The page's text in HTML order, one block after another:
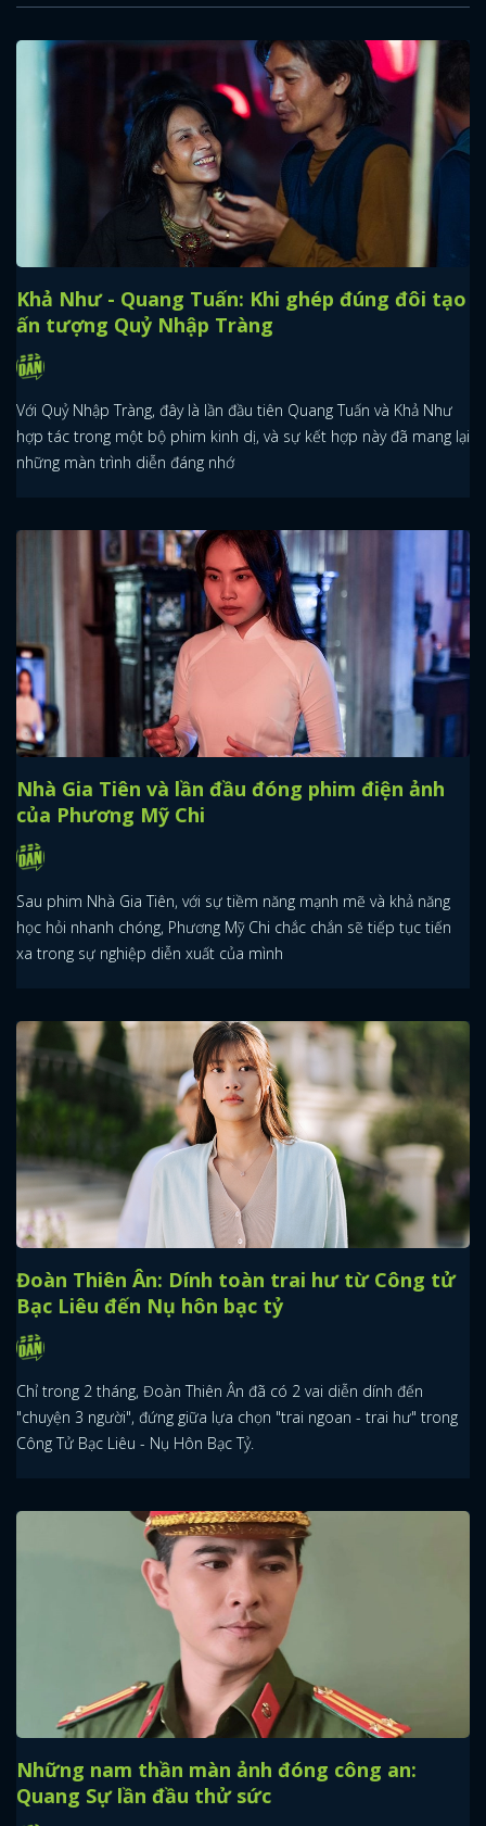
Khả Như - Quang Tuấn: Khi ghép đúng đôi tạo
ấn tượng Quỷ Nhập Tràng
Với Quỷ Nhập Tràng, đây là lần đầu tiên Quang Tuấn và Khả Như
hợp tác trong một bộ phim kinh dị, và sự kết hợp này đã mang lại
những màn trình diễn đáng nhớ
Nhà Gia Tiên và lần đầu đóng phim điện ảnh
của Phương Mỹ Chi
Sau phim Nhà Gia Tiên, với sự tiềm năng mạnh mẽ và khả năng
học hỏi nhanh chóng, Phương Mỹ Chi chắc chắn sẽ tiếp tục tiến
xa trong sự nghiệp diễn xuất của mình
Đoàn Thiên Ân: Dính toàn trai hư từ Công tử
Bạc Liêu đến Nụ hôn bạc tỷ
Chỉ trong 2 tháng, Đoàn Thiên Ân đã có 2 vai diễn dính đến
"chuyện 3 người", đứng giữa lựa chọn "trai ngoan - trai hư" trong
Công Tử Bạc Liêu - Nụ Hôn Bạc Tỷ.
Những nam thần màn ảnh đóng công an:
Quang Sự lần đầu thử sức